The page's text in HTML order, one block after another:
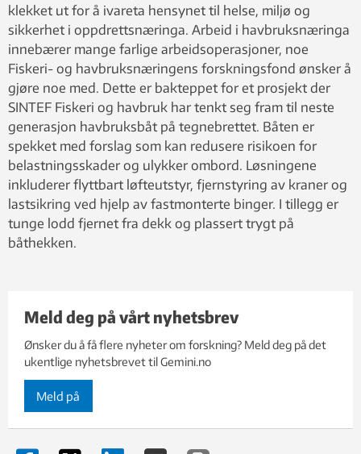
klekket ut for å ivareta hensynet til helse, miljø og
sikkerhet i oppdrettsnæringa. Arbeid i havbruksnæringa
innebærer mange farlige arbeidsoperasjoner, noe
Fiskeri- og havbruksnæringens forskningsfond ønsker å
gjøre noe med. Dette er bakteppet for et prosjekt der
SINTEF Fiskeri og havbruk har tenkt seg fram til neste
generasjon havbruksbåt på tegnebrettet. Båten er
spekket med forslag som kan redusere risikoen for
belastningsskader og ulykker ombord. Løsningene
inkluderer flyttbart løfteutstyr, fjernstyring av kraner og
lastsikring ved hjelp av fastmonterte binger. I tillegg er
tunge lodd fjernet fra dekk og plassert trygt på
båthekken.
Meld deg på vårt nyhetsbrev
Ønsker du å få flere nyheter om forskning? Meld deg på det
ukentlige nyhetsbrevet til Gemini.no
Meld på